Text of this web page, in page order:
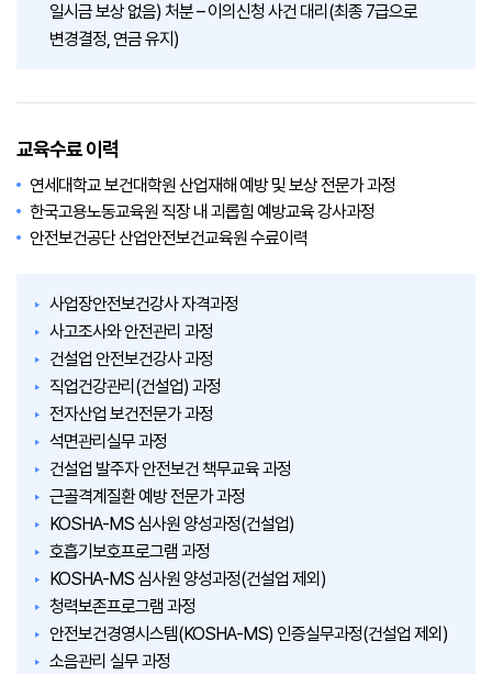
일시금 보상 없음) 처분 – 이의신청 사건 대리(최종 7급으로
변경결정, 연금 유지)
교육수료 이력
연세대학교 보건대학원 산업재해 예방 및 보상 전문가 과정
한국고용노동교육원 직장 내 괴롭힘 예방교육 강사과정
안전보건공단 산업안전보건교육원 수료이력
사업장안전보건강사 자격과정
사고조사와 안전관리 과정
건설업 안전보건강사 과정
직업건강관리(건설업) 과정
전자산업 보건전문가 과정
석면관리실무 과정
건설업 발주자 안전보건 책무교육 과정
근골격계질환 예방 전문가 과정
KOSHA-MS 심사원 양성과정(건설업)
호흡기보호프로그램 과정
KOSHA-MS 심사원 양성과정(건설업 제외)
청력보존프로그램 과정
안전보건경영시스템(KOSHA-MS) 인증실무과정(건설업 제외)
소음관리 실무 과정